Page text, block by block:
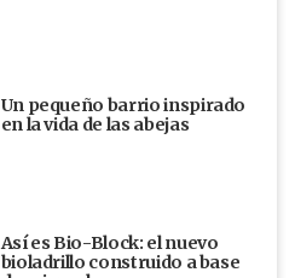
Un pequeño barrio inspirado
en la vida de las abejas
Así es Bio-Block: el nuevo
bioladrillo construido a base